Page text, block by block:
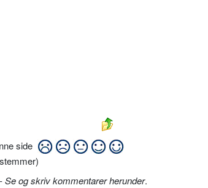
side
stemmer)
Se og skriv kommentarer herunder.